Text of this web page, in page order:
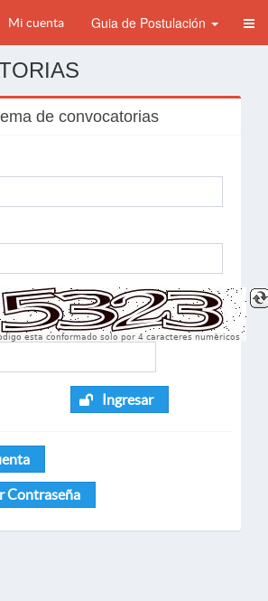
Mi cuenta Guia de Postulación
de convocatorias
esta conformado solo por 4 caracteres numèricos
Ingresar
Contraseña